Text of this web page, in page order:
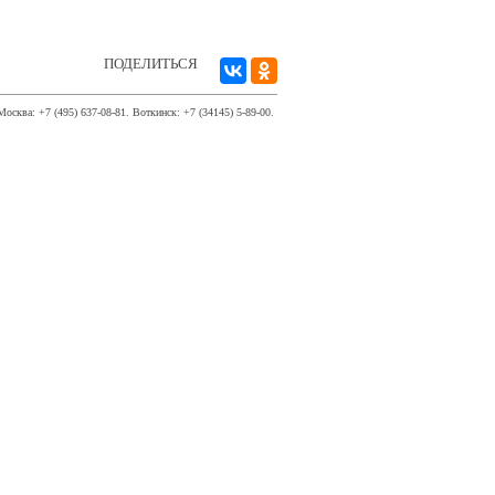
ПОДЕЛИТЬСЯ
+7 (495) 637-08-81. Воткинск: +7 (34145) 5-89-00.